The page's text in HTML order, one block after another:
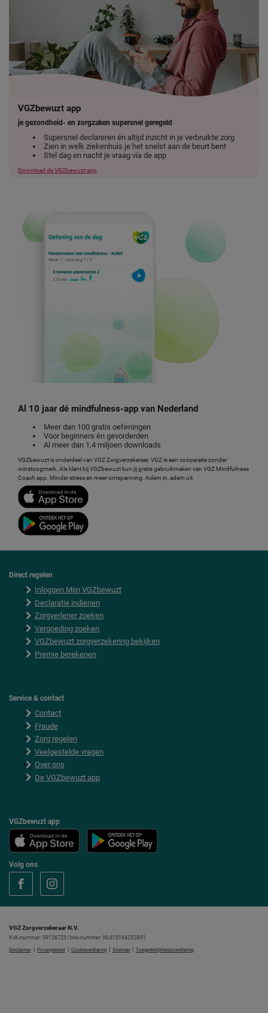
VGZbewuzt app
je gezondheid- en zorgzaken supersnel geregeld
Supersnel declareren én altijd inzicht in je verbruikte zorg
Zien in welk ziekenhuis je het snelst aan de beurt bent
Stel dag en nacht je vraag via de app
Download de VGZbewuzt app
Al 10 jaar dé mindfulness-app van Nederland
Meer dan 100 gratis oefeningen
Voor beginners én gevorderden
Al meer dan 1,4 miljoen downloads
VGZbewuzt is onderdeel van VGZ Zorgverzekeraar. VGZ is een coöperatie zonder
winstoogmerk. Als klant bij VGZbewuzt kun jij gratis gebruikmaken van VGZ Mindfulness
Coach app. Minder stress en meer ontspanning. Adem in, adem uit.
Direct regelen
Inloggen Mijn VGZbewuzt
Declaratie indienen
Zorgverlener zoeken
Vergoeding zoeken
VGZbewuzt zorgverzekering bekijken
Premie berekenen
Service & contact
Contact
Fraude
Zorg regelen
Veelgestelde vragen
Over ons
De VGZbewuzt app
VGZbewuzt app
Volg ons
VGZ Zorgverzekeraar N.V.
KvK-nummer: 09156723 | btw-nummer: NL815184232B01
Disclaimer | Privacybeleid | Cookieverklaring | Sitemap | Toegankelijkheidsverklaring